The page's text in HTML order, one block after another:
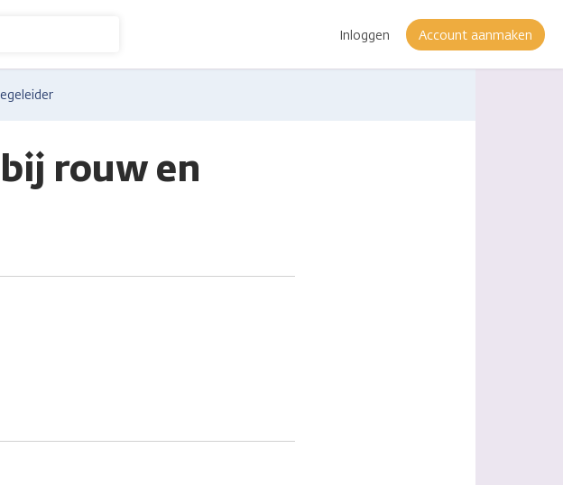
Inloggen Account aanmaken
rouw en